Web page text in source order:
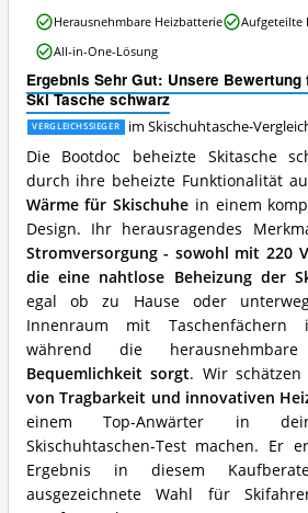
Ergebnis Sehr Gut: Unsere
Ski Tasche schwarz
VERGLEICHSSIEGER im Skischuhtasche-
Die Bootdoc beheizte Skitasche
durch ihre beheizte Funktionalität
Wärme für Skischuhe in einem
Design. Ihr herausragendes
Stromversorgung - sowohl mit 220
die eine nahtlose Beheizung der
egal ob zu Hause oder
Innenraum mit
während die
Bequemlichkeit sorgt. Wir schätzen
von Tragbarkeit und innovativen
einem Top-Anwärter in
Skischuhtaschen-Test machen. Er
Ergebnis in diesem
ausgezeichnete Wahl für
beheizte
Ski
Tasche
schwarz
Vorteile:
Was
spricht
für
diese
Skischuhtasche?
Herausnehmbare Heizbatterie
Aufgeteilte
All-in-One-Lösung